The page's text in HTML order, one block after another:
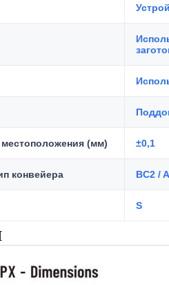
(мм) ±0,1
конвейера BC2 /
S